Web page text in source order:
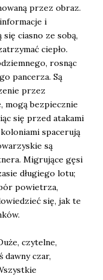
przez obraz.
i
ciasno ze sobą,
ciepło.
rosnąc
pancerza. Są
przez
mogą bezpiecznie
się przed atakami
spacerują
są
Migrujące gęsi
długiego lotu;
powietrza,
się, jak te
czytelne,
dawny czar,